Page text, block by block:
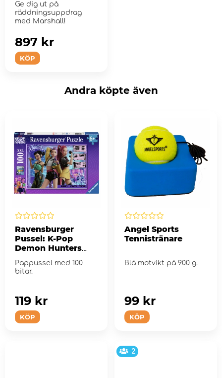
Ge dig ut på
räddningsuppdrag
med Marshall!
KÖP
897 kr
Andra köpte även
Ravensburger
Pussel: K-Pop
Demon Hunters
Honmoon! 100 XXL
Bitar
Pappussel med 100
bitar.
KÖP
119 kr
Angel Sports
Tennistränare
Blå motvikt på 900 g.
KÖP
99 kr
2